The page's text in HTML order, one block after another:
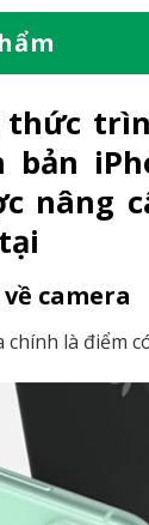
bản
nâng
camera
chính là điểm